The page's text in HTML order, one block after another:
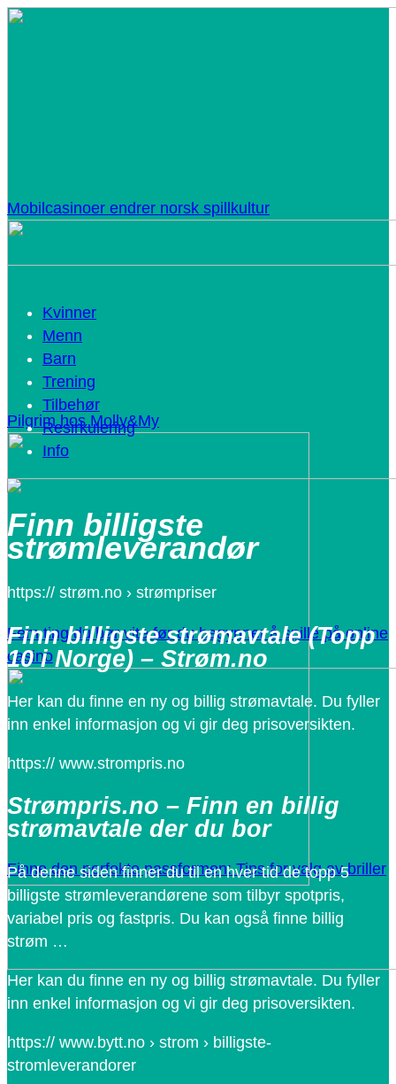
Mobilcasinoer endrer norsk spillkultur
Pilgrim hos Molly&My
Fem ting du bør vite før du begynner å spille på online
casino
Finne den perfekte passformen: Tips for valg av briller
Kvinner
Menn
Barn
Trening
Tilbehør
Resirkulering
Info
Finn billigste
strømleverandør
https:// strøm.no › strømpriser
Finn billigste strømavtale (Topp
10 i Norge) – Strøm.no
Her kan du finne en ny og billig strømavtale. Du fyller
inn enkel informasjon og vi gir deg prisoversikten.
https:// www.strompris.no
Strømpris.no – Finn en billig
strømavtale der du bor
På denne siden finner du til en hver tid de topp 5
billigste strømleverandørene som tilbyr spotpris,
variabel pris og fastpris. Du kan også finne billig
strøm …
Her kan du finne en ny og billig strømavtale. Du fyller
inn enkel informasjon og vi gir deg prisoversikten.
https:// www.bytt.no › strom › billigste-
stromleverandorer